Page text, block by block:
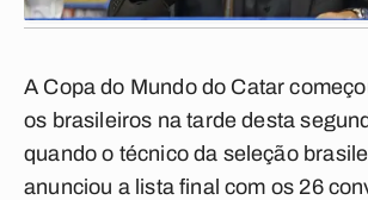
A Copa do Mundo do Catar
os brasileiros na tarde desta
quando o técnico da seleção
anunciou a lista final com os 26